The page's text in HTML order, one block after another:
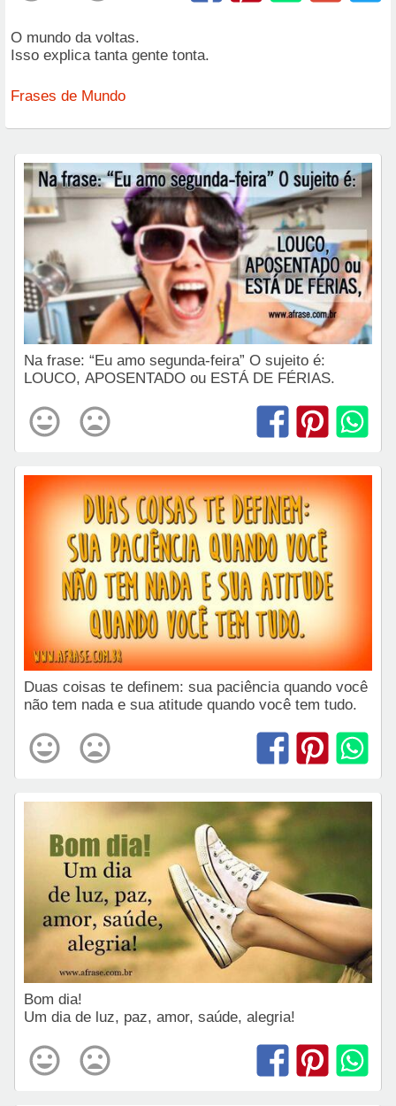
O mundo da voltas.
Isso explica tanta gente tonta.
Frases de Mundo
Na frase: “Eu amo segunda-feira” O sujeito é:
LOUCO, APOSENTADO ou ESTÁ DE FÉRIAS.
Duas coisas te definem: sua paciência quando você
não tem nada e sua atitude quando você tem tudo.
Bom dia!
Um dia de luz, paz, amor, saúde, alegria!